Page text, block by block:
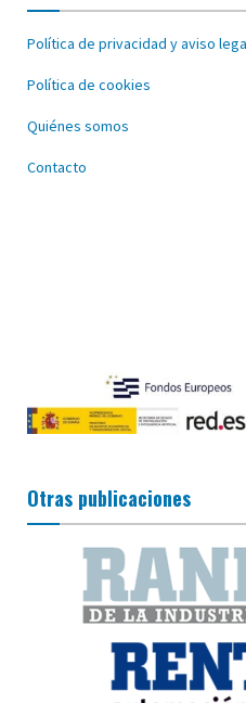
Política de privacidad y aviso
Política de cookies
Quiénes somos
Contacto
Otras publicaciones